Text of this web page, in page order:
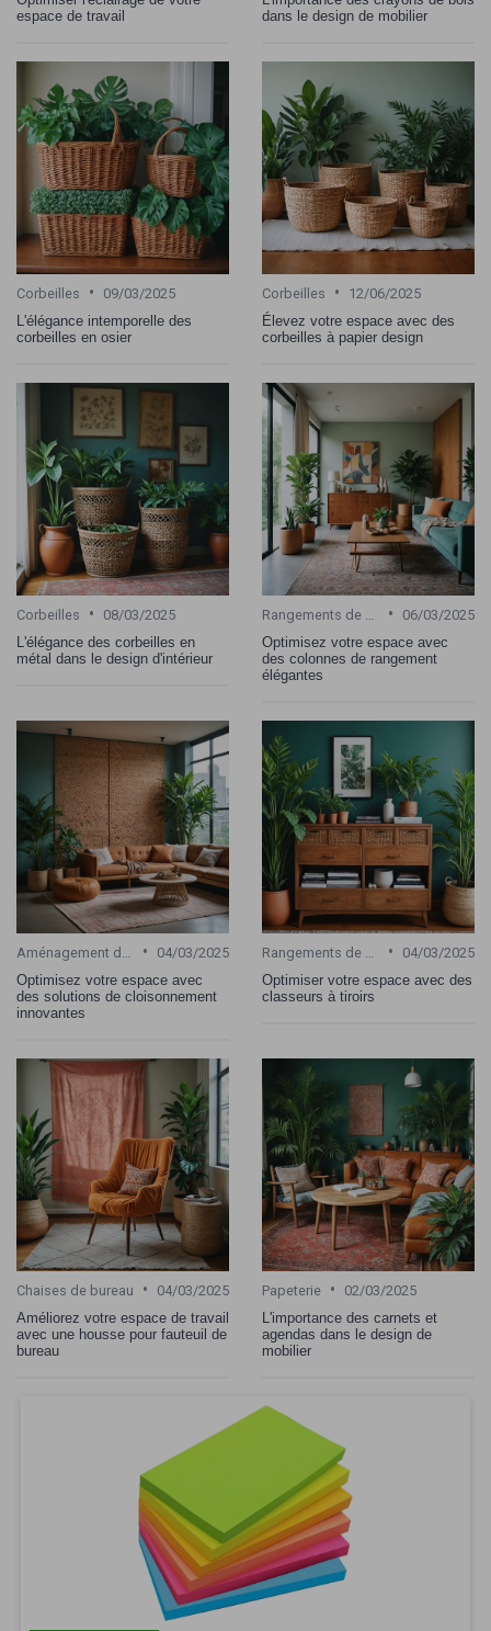
espace de travail
dans le design de mobilier
Corbeilles •
09/03/2025
L'élégance intemporelle des
corbeilles en osier
Corbeilles •
12/06/2025
Élevez votre espace avec des
corbeilles à papier design
Corbeilles •
08/03/2025
L'élégance des corbeilles en
métal dans le design d'intérieur
•
06/03/2025
Optimisez votre espace avec
des colonnes de rangement
élégantes
•
04/03/2025
Optimisez votre espace avec
des solutions de cloisonnement
innovantes
•
04/03/2025
Optimiser votre espace avec des
classeurs à tiroirs
Chaises de bureau •
04/03/2025
Améliorez votre espace de travail
avec une housse pour fauteuil de
bureau
Papeterie •
02/03/2025
L'importance des carnets et
agendas dans le design de
mobilier